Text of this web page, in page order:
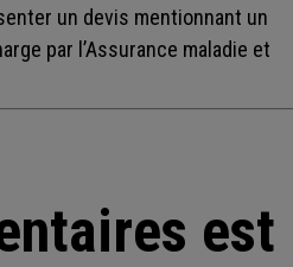
un devis mentionnant un
par l’Assurance maladie et
est